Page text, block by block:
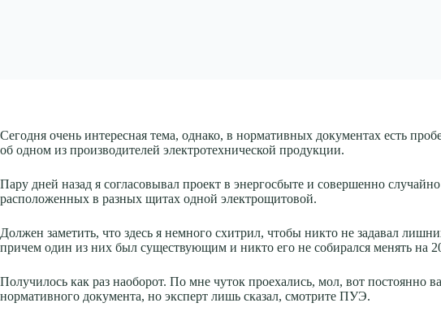
Сегодня очень интересная тема, однако, в нормативных документах есть
об одном из производителей электротехнической продукции.
Пару дней назад я согласовывал проект в энергосбыте и совершенно
расположенных в разных щитах одной электрощитовой.
Должен заметить, что здесь я немного схитрил, чтобы никто не задавал
причем один из них был существующим и никто его не собирался менять на
Получилось как раз наоборот. По мне чуток проехались, мол, вот
нормативного документа, но эксперт лишь сказал, смотрите ПУЭ.